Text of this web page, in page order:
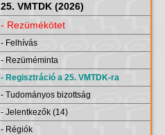
25. VMTDK (2026)
- Rezümékötet
- Felhívás
- Rezüméminta
- Regisztráció a 25. VMTDK-ra
- Tudományos bizottság
- Jelentkezők (14)
- Régiók